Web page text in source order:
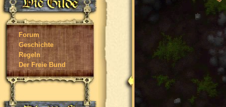
Forum
Geschichte
Regeln
Der Freie Bund